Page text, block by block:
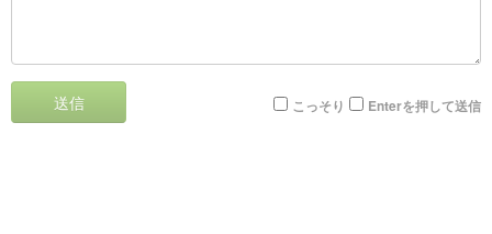
送信 こっそり Enterを押して送信